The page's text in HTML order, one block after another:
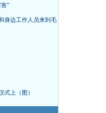
”
身边工作人员来到毛
式上（图）